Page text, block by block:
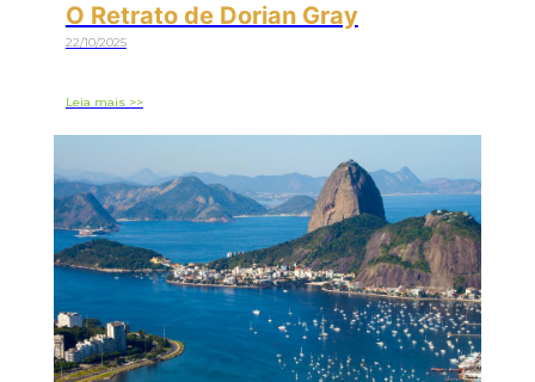
O Retrato de Dorian Gray
22/10/2025
Leia mais >>